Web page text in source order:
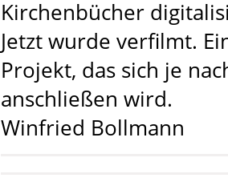
Kirchenbücher
Jetzt wurde verfilmt.
Projekt, das sich je
anschließen wird.
Winfried Bollmann